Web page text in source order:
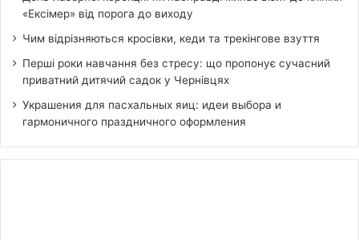
«Ексімер» від порога до виходу
Чим відрізняються кросівки, кеди та трекінгове взуття
Перші роки навчання без стресу: що пропонує сучасний
приватний дитячий садок у Чернівцях
Украшения для пасхальных яиц: идеи выбора и
гармоничного праздничного оформления